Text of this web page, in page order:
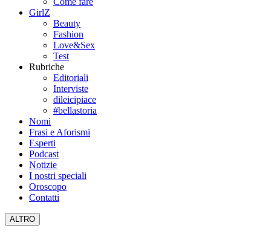
GirlZ
Beauty
Fashion
Love&Sex
Test
Rubriche
Editoriali
Interviste
dileicipiace
#bellastoria
Nomi
Frasi e Aforismi
Esperti
Podcast
Notizie
I nostri speciali
Oroscopo
Contatti
ALTRO